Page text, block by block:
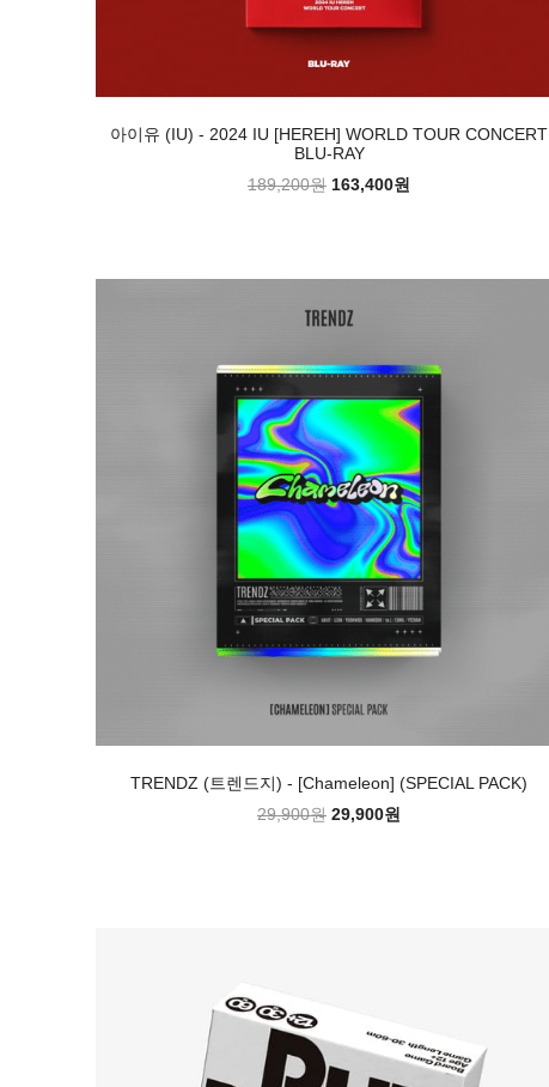
아이유 (IU) - 2024 IU [HEREH] WORLD TOUR CONCERT
BLU-RAY
189,200원 163,400원
TRENDZ (트렌드지) - [Chameleon] (SPECIAL PACK)
29,900원 29,900원